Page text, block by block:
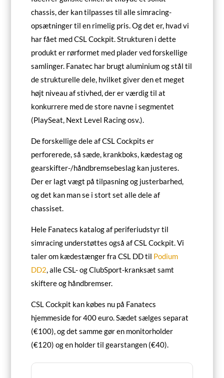
chassis, der kan tilpasses til alle simracing-
opsætninger til en rimelig pris. Og det er, hvad vi
har fået med CSL Cockpit. Strukturen i dette
produkt er rørformet med plader ved forskellige
samlinger. Fanatec har brugt aluminium og stål til
de strukturelle dele, hvilket giver den et meget
højt niveau af stivhed, der er værdig til at
konkurrere med de store navne i segmentet
(PlaySeat, Next Level Racing osv.).
De forskellige dele af CSL Cockpits er
perforerede, så sæde, krankboks, kædestag og
gearskifter-/håndbremsebeslag kan justeres.
Der er lagt vægt på tilpasning og justerbarhed,
og det kan man se i stort set alle dele af
chassiset.
Hele Fanatecs katalog af periferiudstyr til
simracing understøttes også af CSL Cockpit. Vi
taler om kædestænger fra CSL DD til Podium
DD2, alle CSL- og ClubSport-kranksæt samt
skiftere og håndbremser.
CSL Cockpit kan købes nu på Fanatecs
hjemmeside for 400 euro. Sædet sælges separat
(€100), og det samme gør en monitorholder
(€120) og en holder til gearstangen (€40).